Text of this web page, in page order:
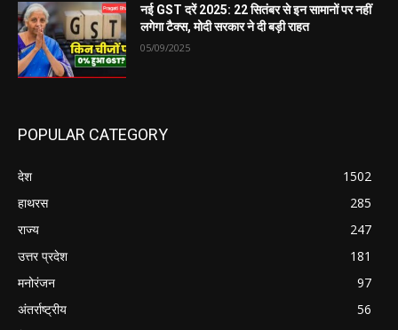
नई GST दरें 2025: 22 सितंबर से इन सामानों पर नहीं
लगेगा टैक्स, मोदी सरकार ने दी बड़ी राहत
05/09/2025
POPULAR CATEGORY
देश
1502
हाथरस
285
राज्य
247
उत्तर प्रदेश
181
मनोरंजन
97
अंतर्राष्ट्रीय
56